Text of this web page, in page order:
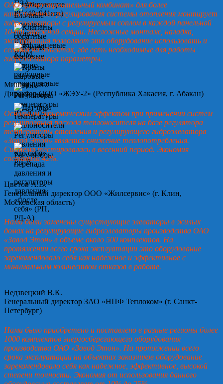
ОАО «Домостроительный комбинат» для более
качественного регулирования системы отопления монтирует
гидроэлеваторы с регулируемым соплом в каждой панельной
10-ти этажной секции. Несложные монтаж, наладка,
эксплуатация позволяют это оборудование использовать и
сегодня на объектах, где есть необходимые для работы
гидроэлеватора параметры.
Минин А.Ю.
Директор ООО «ЖЭУ-2» (Республика Хакасия, г. Абакан)
Основным экономическим эффектом при применении систем
регулирования расхода теплоносителя на базе регулятора
температуры отопления и регулирующего гидроэлеватора
«Завод Этон» является снижение теплопотребления.
Система тестировалась в весенний период. Экономия
составила 42%.
Цветов А.В.
Генеральный директор ООО «Жилсервис» (г. Клин,
Московская область)
Нами были заменены существующие элеваторы в жилых
домах на регулирующие гидроэлеваторы производства ОАО
«Завод Этон» в объеме около 500 комплектов. На
протяжении всего срока эксплуатации это оборудование
зарекомендовало себя как надежное и эффективное с
минимальным количеством отказов в работе.
Недзвецкий В.К.
Генеральный директор ЗАО «НПФ Теплоком» (г. Санкт-
Петербург)
Нами было приобретено и поставлено в разные регионы более
1000 комплектов энергосберегающего оборудования
производства ОАО «Завод Этон». На протяжении всего
срока эксплуатации на объектах заказчиков оборудование
зарекомендовало себя как надежное, эффективное, высокой
степени точности. Экономия от использования данного